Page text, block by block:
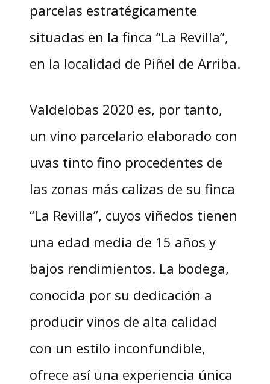
parcelas estratégicamente
situadas en la finca “La Revilla”,
en la localidad de Piñel de Arriba.
Valdelobas 2020 es, por tanto,
un vino parcelario elaborado con
uvas tinto fino procedentes de
las zonas más calizas de su finca
“La Revilla”, cuyos viñedos tienen
una edad media de 15 años y
bajos rendimientos. La bodega,
conocida por su dedicación a
producir vinos de alta calidad
con un estilo inconfundible,
ofrece así una experiencia única